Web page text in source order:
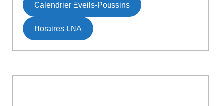
Calendrier Eveils-Poussins
Horaires LNA